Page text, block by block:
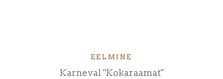
EELMINE
Karneval "Kokaraamat"